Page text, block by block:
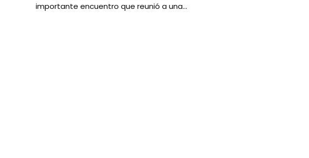
importante encuentro que reunió a una…